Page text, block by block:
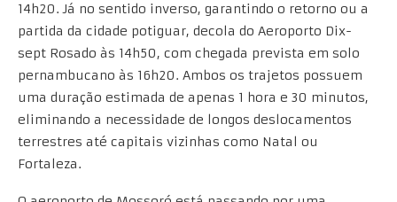
14h20. Já no sentido inverso, garantindo o retorno ou a
partida da cidade potiguar, decola do Aeroporto Dix-
sept Rosado às 14h50, com chegada prevista em solo
pernambucano às 16h20. Ambos os trajetos possuem
uma duração estimada de apenas 1 hora e 30 minutos,
eliminando a necessidade de longos deslocamentos
terrestres até capitais vizinhas como Natal ou
Fortaleza.